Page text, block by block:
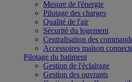
Mesure de l'énergie
Pilotage des charges
Qualité de l'air
Sécurité du logement
Centralisation des
Accessoires maison
Pilotage du batiment
Gestion de l'éclairage
Gestion des ouvrants